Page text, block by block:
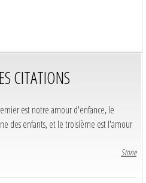
CITATIONS
est notre amour d'enfance, le
des enfants, et le troisième est l'amour
Stone